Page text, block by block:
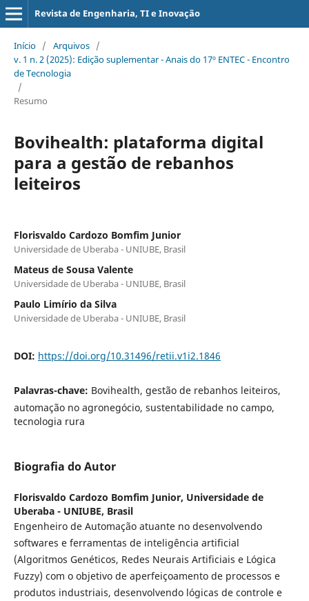
Revista de Engenharia, TI e Inovação
Início / Arquivos /
v. 1 n. 2 (2025): Edição suplementar - Anais do 17º ENTEC - Encontro
de Tecnologia
/
Resumo
Bovihealth: plataforma digital
para a gestão de rebanhos
leiteiros
Florisvaldo Cardozo Bomfim Junior
Universidade de Uberaba - UNIUBE, Brasil
Mateus de Sousa Valente
Universidade de Uberaba - UNIUBE, Brasil
Paulo Limírio da Silva
Universidade de Uberaba - UNIUBE, Brasil
DOI: https://doi.org/10.31496/retii.v1i2.1846
Palavras-chave: Bovihealth, gestão de rebanhos leiteiros,
automação no agronegócio, sustentabilidade no campo,
tecnologia rura
Biografia do Autor
Florisvaldo Cardozo Bomfim Junior, Universidade de
Uberaba - UNIUBE, Brasil
Engenheiro de Automação atuante no desenvolvendo
softwares e ferramentas de inteligência artificial
(Algoritmos Genéticos, Redes Neurais Artificiais e Lógica
Fuzzy) com o objetivo de aperfeiçoamento de processos e
produtos industriais, desenvolvendo lógicas de controle e